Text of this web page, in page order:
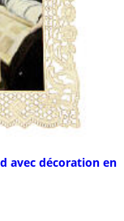
avec décoration en